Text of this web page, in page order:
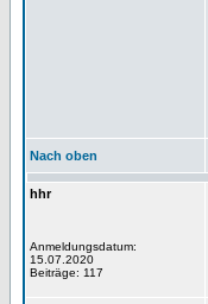
Nach oben
hhr
Anmeldungsdatum:
15.07.2020
Beiträge: 117